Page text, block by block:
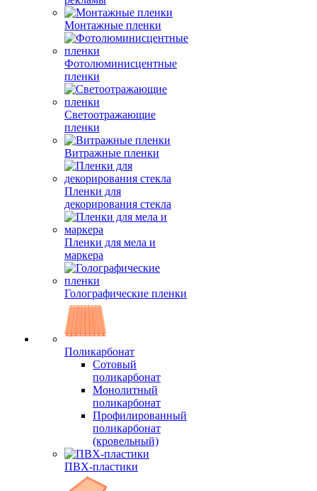
Монтажные пленки
Фотолюминисцентные
пленки
Светоотражающие
пленки
Витражные пленки
Пленки для
декорирования стекла
Пленки для мела и
маркера
Голографические пленки
Поликарбонат
Сотовый
поликарбонат
Монолитный
поликарбонат
Профилированный
поликарбонат
(кровельный)
ПВХ-пластики